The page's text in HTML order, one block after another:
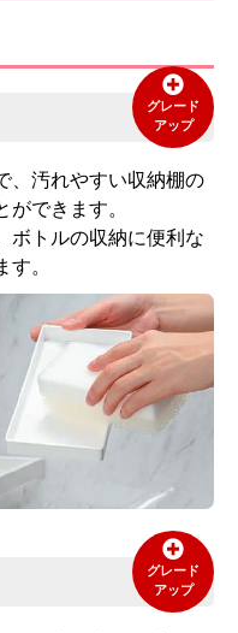
グレード
アップ
、汚れやすい収納棚の
できます。
ボトルの収納に便利な
す。
グレード
アップ